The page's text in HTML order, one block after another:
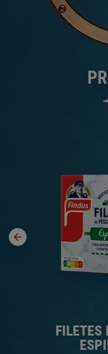
FILETES